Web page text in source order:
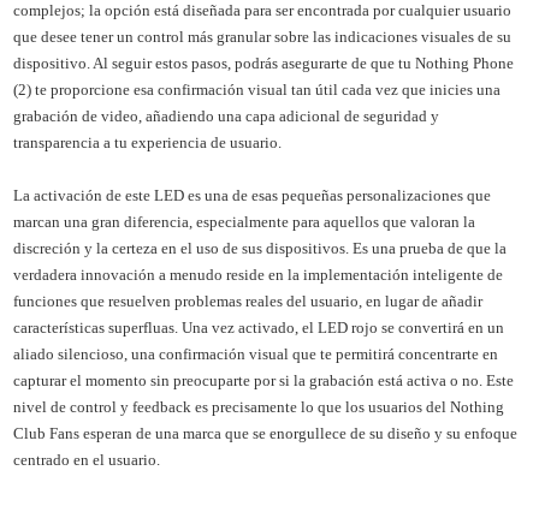
complejos; la opción está diseñada para ser encontrada por cualquier usuario
que desee tener un control más granular sobre las indicaciones visuales de su
dispositivo. Al seguir estos pasos, podrás asegurarte de que tu Nothing Phone
(2) te proporcione esa confirmación visual tan útil cada vez que inicies una
grabación de video, añadiendo una capa adicional de seguridad y
transparencia a tu experiencia de usuario.
La activación de este LED es una de esas pequeñas personalizaciones que
marcan una gran diferencia, especialmente para aquellos que valoran la
discreción y la certeza en el uso de sus dispositivos. Es una prueba de que la
verdadera innovación a menudo reside en la implementación inteligente de
funciones que resuelven problemas reales del usuario, en lugar de añadir
características superfluas. Una vez activado, el LED rojo se convertirá en un
aliado silencioso, una confirmación visual que te permitirá concentrarte en
capturar el momento sin preocuparte por si la grabación está activa o no. Este
nivel de control y feedback es precisamente lo que los usuarios del Nothing
Club Fans esperan de una marca que se enorgullece de su diseño y su enfoque
centrado en el usuario.